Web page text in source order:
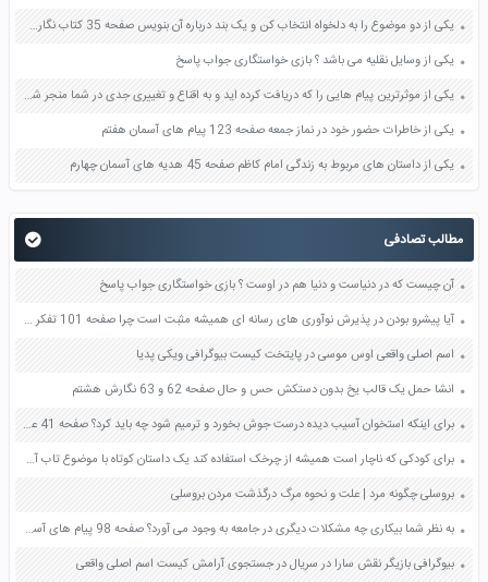
یکی از دو موضوع را به دلخواه انتخاب کن و یک بند درباره آن بنویس صفحه 35 کتاب نگارش فارسی سوم
یکی از وسایل نقلیه می باشد ؟ بازی خواستگاری جواب پاسخ
یکی از موثرترین پیام هایی را که دریافت کرده اید و به اقناع و تغییری جدی در شما منجر شده است برسی کنید و علت این تاثیر گذاری قابل توجه را بنویسید صفحه 52 تفکر و سواد رسانه ای دهم
یکی از خاطرات حضور خود در نماز جمعه صفحه 123 پیام های آسمان هفتم
یکی از داستان های مربوط به زندگی امام کاظم صفحه 45 هدیه های آسمان چهارم
مطالب تصادفی
آن چیست که در دنیاست و دنیا هم در اوست ؟ بازی خواستگاری جواب پاسخ
آیا پیشرو بودن در پذیرش نوآوری های رسانه ای همیشه مثبت است چرا صفحه 101 تفکر و سواد رسانه ای دهم
اسم اصلی واقعی اوس موسی در پایتخت کیست بیوگرافی ویکی پدیا
انشا حمل یک قالب یخ بدون دستکش حس و حال صفحه 62 و 63 نگارش هشتم
برای اینکه استخوان آسیب دیده درست جوش بخورد و ترمیم شود چه باید کرد؟ صفحه 41 علوم پنجم
برای کودکی که ناچار است همیشه از چرخک استفاده کند یک داستان کوتاه با موضوع تاب آوری تحمل و امید بنویسید صفحه 129 تفکر و سبک زندگی هفتم
بروسلی چگونه مرد | علت و نحوه مرگ درگذشت مردن بروسلی
به نظر شما بیکاری چه مشکلات دیگری در جامعه به وجود می آورد؟ صفحه 98 پیام های آسمان هشتم
بیوگرافی بازیگر نقش سارا در سریال در جستجوی آرامش کیست اسم اصلی واقعی